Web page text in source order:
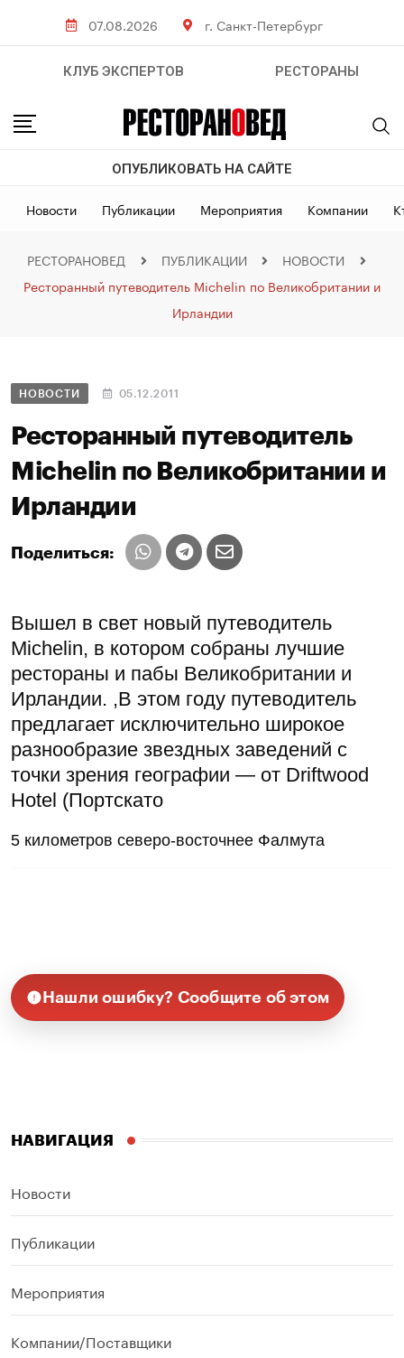
07.08.2026 г. Санкт-Петербург
КЛУБ ЭКСПЕРТОВ РЕСТОРАНЫ
ОПУБЛИКОВАТЬ НА САЙТЕ
Новости Публикации Мероприятия Компании
РЕСТОРАНОВЕД ПУБЛИКАЦИИ
НОВОСТИ
Ресторанный путеводитель Michelin по Великобритании и
Ирландии
НОВОСТИ 05.12.2011
Ресторанный путеводитель
Michelin по Великобритании и
Ирландии
Поделиться:
Вышел в свет новый путеводитель
Michelin, в котором собраны лучшие
рестораны и пабы Великобритании и
Ирландии. ,В этом году путеводитель
предлагает исключительно широкое
разнообразие звездных заведений с
точки зрения географии — от Driftwood
Hotel (Портскато
5 километров северо-восточнее Фалмута
Нашли ошибку? Сообщите об этом
НАВИГАЦИЯ
Новости
Публикации
Мероприятия
Компании/Поставщики